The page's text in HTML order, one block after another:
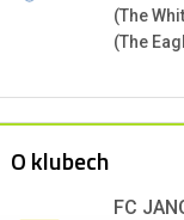
(The
(The
O klubech
FC